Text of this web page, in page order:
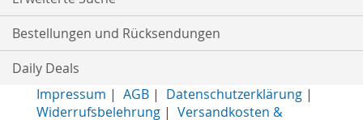
Bestellungen und Rücksendungen
Daily Deals
Impressum | AGB| Datenschutzerklärung|
Widerrufsbelehrung| Versandkosten &